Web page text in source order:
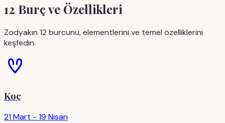
12 Burç ve Özellikleri
Zodyakın 12 burcunu, elementlerini ve temel özelliklerini
keşfedin.
Koç
21 Mart - 19 Nisan